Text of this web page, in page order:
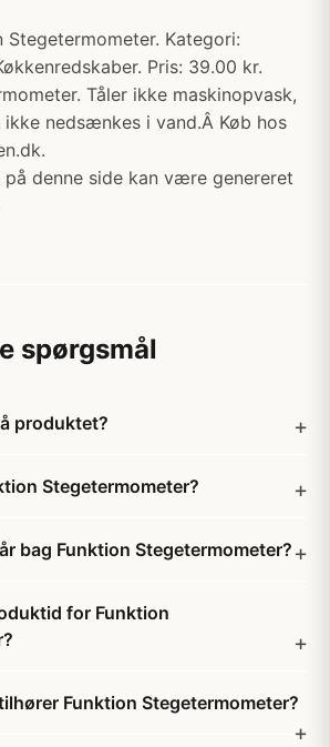
Stegetermometer. Kategori:
Pris: 39.00 kr.
Tåler ikke maskinopvask,
nedsænkes i vand.Â Køb hos
denne side kan være genereret
spørgsmål
produktet?
Stegetermometer?
bag Funktion Stegetermometer?
for Funktion
Funktion Stegetermometer?